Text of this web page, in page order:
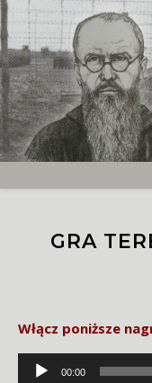
GRA
Włącz poniższe
Odtwarzacz
00:00